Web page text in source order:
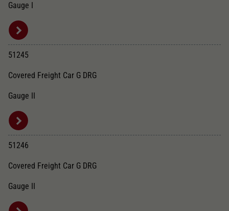
Gauge I
51245
Covered Freight Car G DRG
Gauge II
51246
Covered Freight Car G DRG
Gauge II